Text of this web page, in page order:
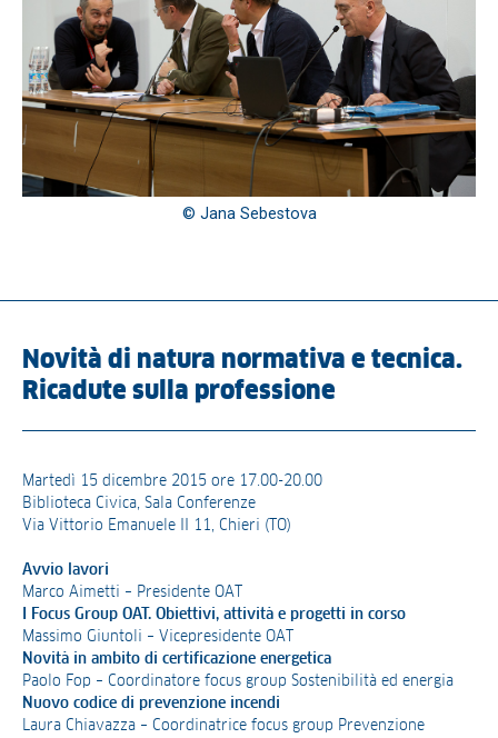
© Jana Sebestova
Novità di natura normativa e tecnica.
Ricadute sulla professione
Martedì 15 dicembre 2015 ore 17.00-20.00
Biblioteca Civica, Sala Conferenze
Via Vittorio Emanuele II 11, Chieri (TO)
Avvio lavori
Marco Aimetti – Presidente OAT
I Focus Group OAT. Obiettivi, attività e progetti in corso
Massimo Giuntoli – Vicepresidente OAT
Novità in ambito di certificazione energetica
Paolo Fop – Coordinatore focus group Sostenibilità ed energia
Nuovo codice di prevenzione incendi
Laura Chiavazza – Coordinatrice focus group Prevenzione